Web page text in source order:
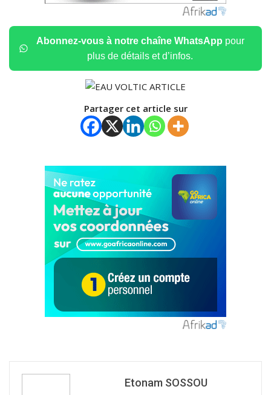
Abonnez-vous à notre chaîne WhatsApp pour
plus de détails et d’infos.
Partager cet article sur
Etonam SOSSOU